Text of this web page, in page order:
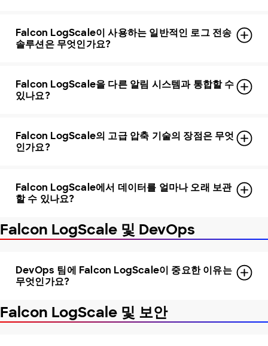
Falcon LogScale이 사용하는 일반적인 로그 전송
솔루션은 무엇인가요?
Falcon LogScale을 다른 알림 시스템과 통합할 수
있나요?
Falcon LogScale의 고급 압축 기술의 장점은 무엇
인가요?
Falcon LogScale에서 데이터를 얼마나 오래 보관
할 수 있나요?
Falcon LogScale 및 DevOps
DevOps 팀에 Falcon LogScale이 중요한 이유는
무엇인가요?
Falcon LogScale 및 보안